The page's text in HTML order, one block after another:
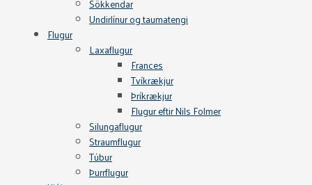
Sökkendar
Undirlínur og taumatengi
Flugur
Laxaflugur
Frances
Tvíkrækjur
Þríkrækjur
Flugur eftir Nils Folmer
Silungaflugur
Straumflugur
Túbur
Þurrflugur